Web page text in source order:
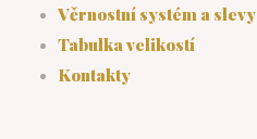
Věrnostní systém a slevy
Tabulka velikostí
Kontakty